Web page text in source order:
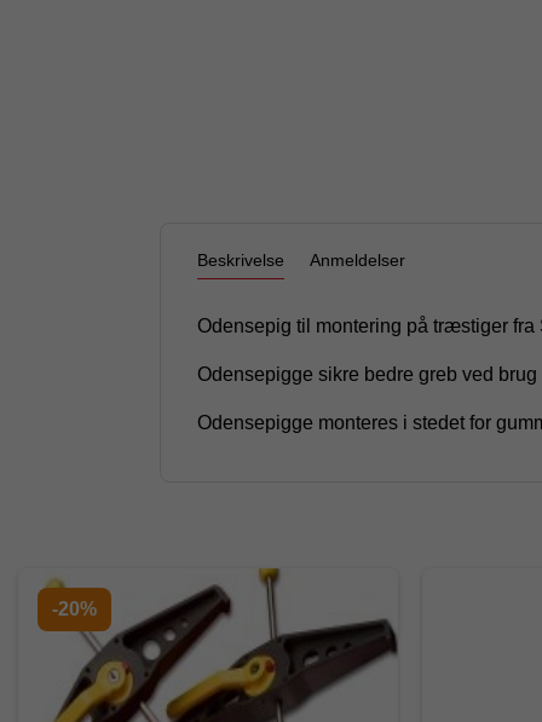
Beskrivelse Anmeldelser
Odensepig til montering på træstiger fra
Odensepigge sikre bedre greb ved
Odensepigge monteres i stedet for
-20%